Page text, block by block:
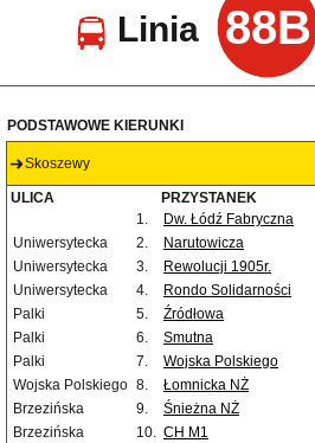
Linia 88B
PODSTAWOWE KIERUNKI
Skoszewy
ULICA PRZYSTANEK
1.
Dw. Łódź Fabryczna
Uniwersytecka
2. Narutowicza
Uniwersytecka
3. Rewolucji 1905r.
Uniwersytecka
4. Rondo Solidarności
Palki
5. Źródłowa
Palki
6. Smutna
Palki
7. Wojska Polskiego
Wojska Polskiego 8. Łomnicka NŻ
Brzezińska
9. Śnieżna NŻ
Brzezińska
10. CH M1